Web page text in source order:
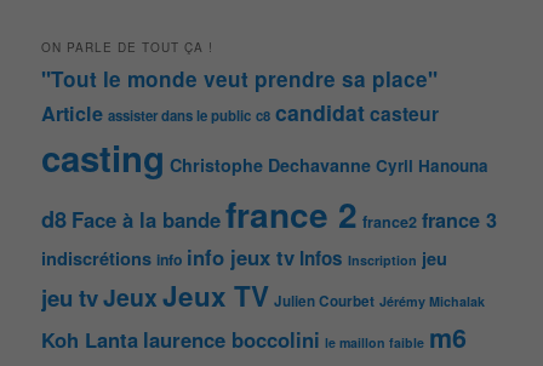
ON PARLE DE TOUT ÇA !
"Tout le monde veut prendre sa place"
Article assister dans le public c8 candidatcasteur
casting Christophe Dechavanne Cyril Hanouna
d8 Face à la bandefrance 2 france2 france 3
indiscrétions info info jeux tv Infos Inscription jeu
jeu tvJeuxJeux TV Julien Courbet Jérémy Michalak
Koh Lanta laurence boccolini le maillon faible m6